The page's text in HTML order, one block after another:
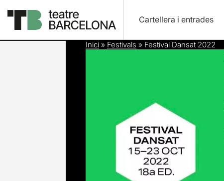
Cartellera i entrades
Inici» Festivals » Festival Dansat 2022